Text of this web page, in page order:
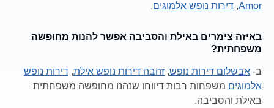
Amor
, דירות נופש אלמוגים.
באיזה צימרים באילת והסביבה אפשר להנות מחופשה
משפחתית?
ב- אבשלום דירות נופש, זהבה דירות נופש אילת, דירות נופש
אלמוגים משפחות רבות דיווחו שנהנו מחופשה משפחתית
באילת והסביבה.